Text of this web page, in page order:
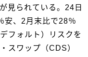
見られている。24日
安、2月末比で28％
フォルト）リスクを
スワップ（CDS）